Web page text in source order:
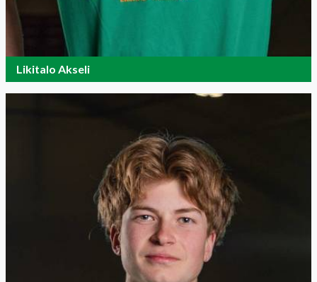
Likitalo Akseli